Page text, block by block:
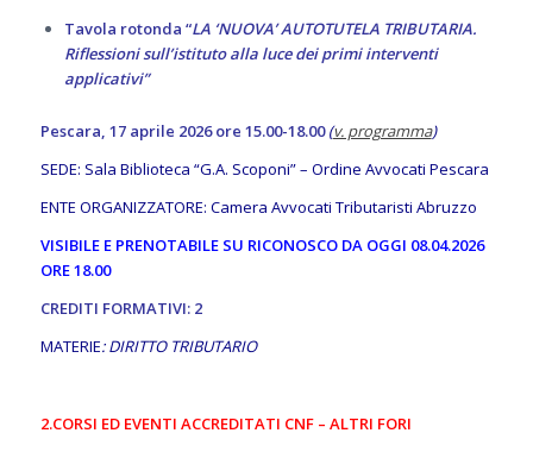
Tavola rotonda “LA ‘NUOVA’ AUTOTUTELA TRIBUTARIA.
Riflessioni sull’istituto alla luce dei primi interventi
applicativi”
Pescara, 17 aprile 2026 ore 15.00-18.00 (v. programma)
SEDE: Sala Biblioteca “G.A. Scoponi” – Ordine Avvocati Pescara
ENTE ORGANIZZATORE: Camera Avvocati Tributaristi Abruzzo
VISIBILE E PRENOTABILE SU RICONOSCO DA OGGI 08.04.2026
ORE 18.00
CREDITI FORMATIVI: 2
MATERIE: DIRITTO TRIBUTARIO
2.CORSI ED EVENTI ACCREDITATI CNF – ALTRI FORI